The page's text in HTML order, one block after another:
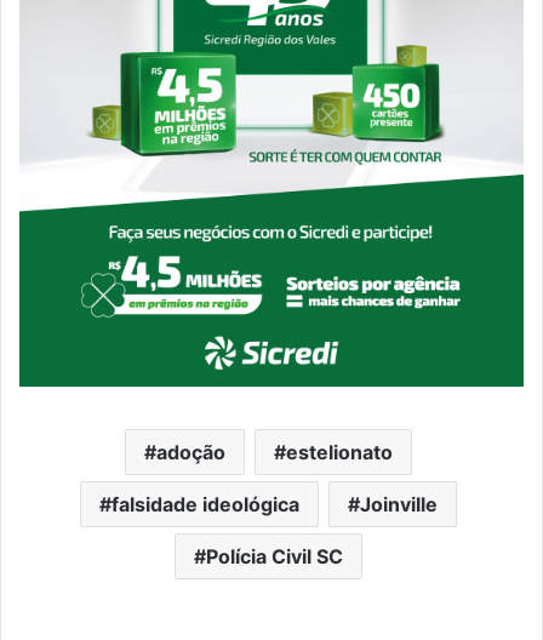
adoção estelionato
falsidade ideológica Joinville
Polícia Civil SC